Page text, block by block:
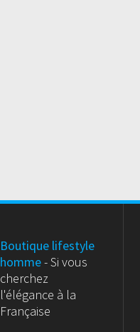
Boutique lifestyle
homme- Si vous
cherchez
l'élégance à la
Française